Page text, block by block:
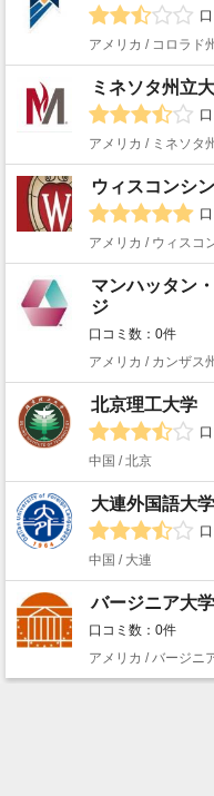
アメリカ / コロラド
ミネソタ州立
アメリカ / ミネソタ
ウィスコンシ
マンハッタン
ジ
口コミ数：0件
アメリカ / カンザス
北京理工大学
中国 / 北京
大連外国語大学
中国 / 大連
バージニア大学
口コミ数：0件